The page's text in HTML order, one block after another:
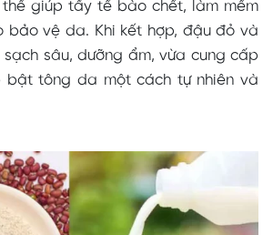
giúp tẩy tế bào chết, làm mềm
bảo vệ da. Khi kết hợp, đậu đỏ và
sâu, dưỡng ẩm, vừa cung cấp
bật tông da một cách tự nhiên và